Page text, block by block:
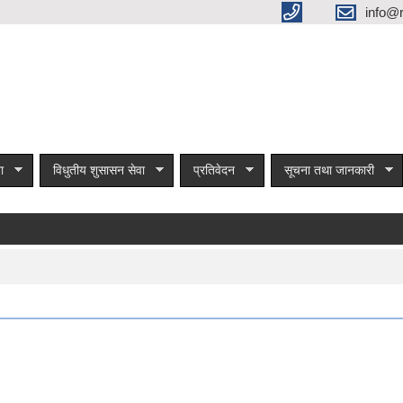
विधुतीय शुसासन सेवा प्रतिवेदन सूचना तथा जानकारी